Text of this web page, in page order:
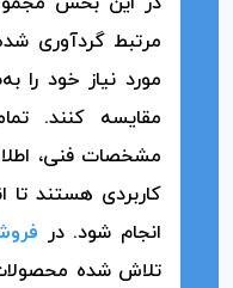
مرتبط گردآوری شده
مورد نیاز خود را
مقایسه کنند.
مشخصات فنی،
کاربردی هستند تا
انجام شود. در
تلاش شده